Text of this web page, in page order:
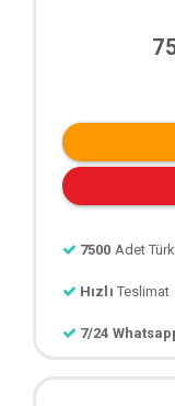
7500 Adet
Hızlı Teslimat
7/24